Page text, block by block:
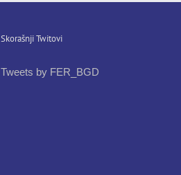
Skorašnji Twitovi
Tweets by FER_BGD